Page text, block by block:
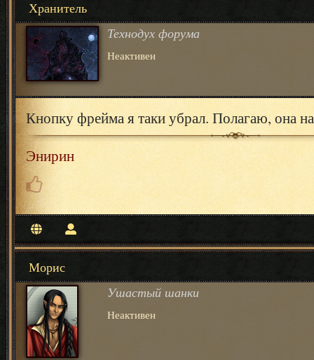
Хранитель
Технодух форума
Неактивен
Кнопку фрейма я таки убрал. Полагаю, она
Энирин
Морис
Ушастый шанки
Неактивен